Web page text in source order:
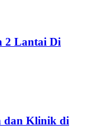
2 Lantai Di
dan Klinik di